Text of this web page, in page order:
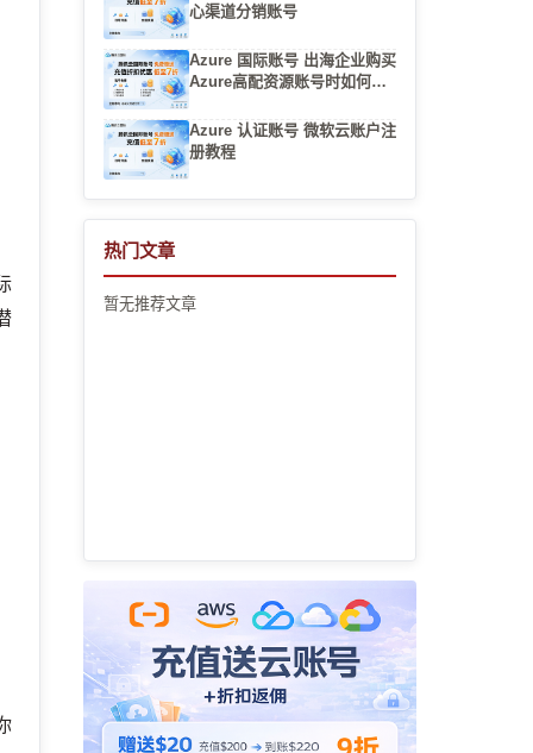
心渠道分销账号
Azure 国际账号 出海企业购买
Azure高配资源账号时如何确
Azure 认证账号 微软云账户注
册教程
热门文章
暂无推荐文章